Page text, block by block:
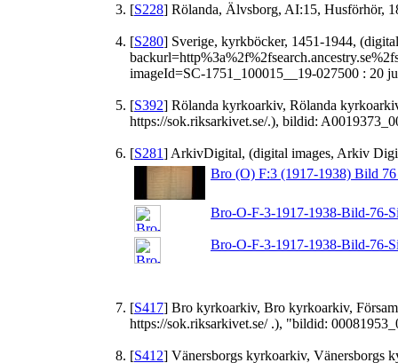
[S228] Rölanda, Älvsborg, AI:15, Husförhör,
[S280] Sverige, kyrkböcker, 1451-1944,
imageId=SC-1751_100015__19-027500 :
[S392] Rölanda kyrkoarkiv, Rölanda
https://sok.riksarkivet.se/.), bildid:
[S281] ArkivDigital, (digital images, Arkiv
Bro (O) F:3 (1917-1938) Bild 76
Bro-O-F-3-1917-1938-Bild-76-
Bro-O-F-3-1917-1938-Bild-76-
[S417] Bro kyrkoarkiv, Bro kyrkoarkiv,
https://sok.riksarkivet.se/ .), "bildid:
[S412] Vänersborgs kyrkoarkiv, Vänersborgs